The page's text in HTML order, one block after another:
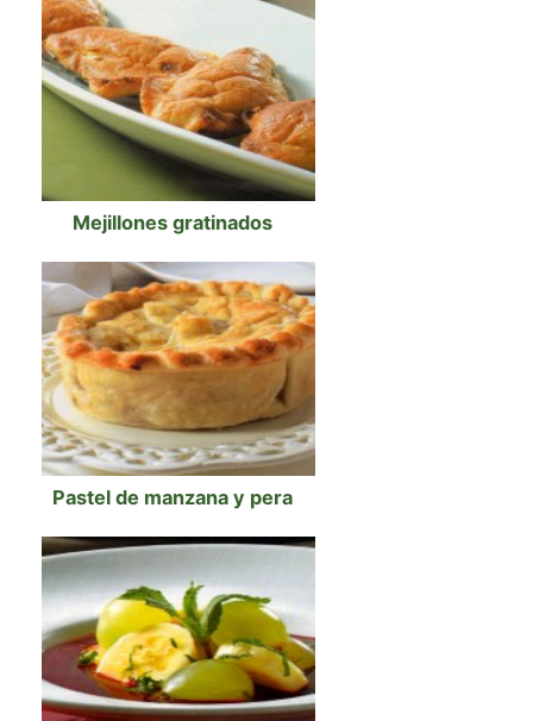
Mejillones gratinados
Pastel de manzana y pera